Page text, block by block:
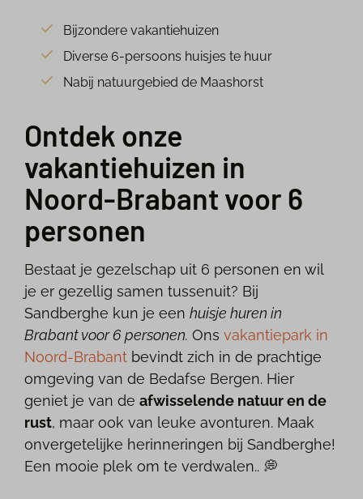
Bijzondere vakantiehuizen
Diverse 6-persoons huisjes te huur
Nabij natuurgebied de Maashorst
Ontdek onze
vakantiehuizen in
Noord-Brabant voor 6
personen
Bestaat je gezelschap uit 6 personen en wil
je er gezellig samen tussenuit? Bij
Sandberghe kun je eenhuisje huren in
Brabant voor 6 personen. Onsvakantiepark in
Noord-Brabant bevindt zich in de prachtige
omgeving van de Bedafse Bergen. Hier
geniet je van deafwisselende natuur en de
rust, maar ook van leuke avonturen. Maak
onvergetelijke herinneringen bij Sandberghe!
Een mooie plek om te verdwalen.. 💭